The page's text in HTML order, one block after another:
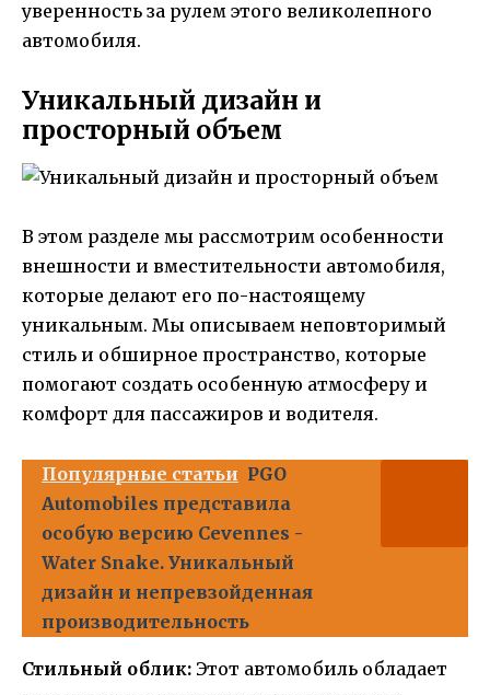
уверенность за рулем этого великолепного
автомобиля.
Уникальный дизайн и
просторный объем
В этом разделе мы рассмотрим особенности
внешности и вместительности автомобиля,
которые делают его по-настоящему
уникальным. Мы описываем неповторимый
стиль и обширное пространство, которые
помогают создать особенную атмосферу и
комфорт для пассажиров и водителя.
Популярные статьи PGO
Automobiles представила
особую версию Cevennes -
Water Snake. Уникальный
дизайн и непревзойденная
производительность
Стильный облик: Этот автомобиль обладает